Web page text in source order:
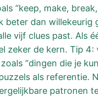
“keep, make,
dan
vijf clues past. Als
zeker de kern. Tip
“dingen die je
als
patronen